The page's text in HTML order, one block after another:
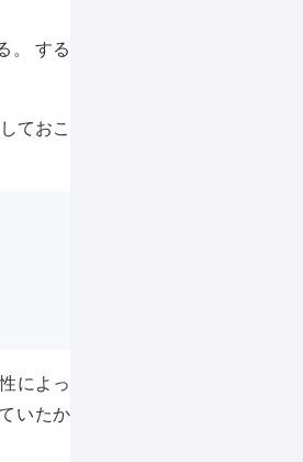
。 する
ておこ
によっ
いたか